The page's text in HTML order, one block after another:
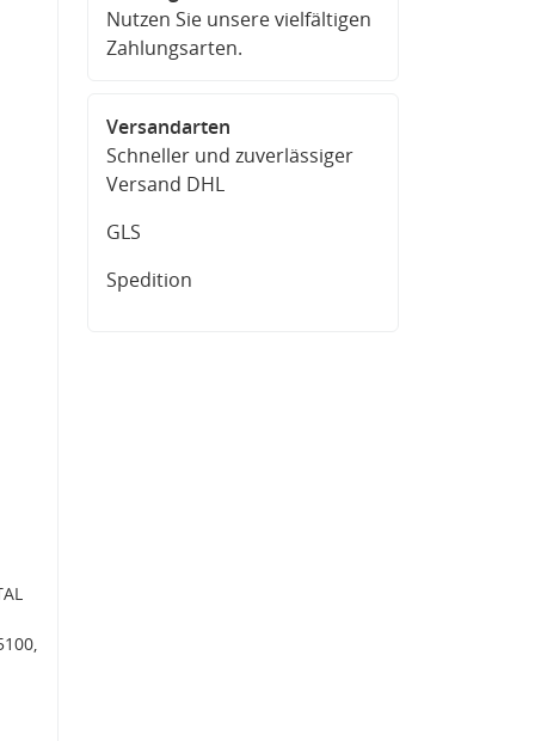
Nutzen Sie unsere vielfältigen
Zahlungsarten.
Versandarten
Schneller und zuverlässiger
Versand DHL
GLS
Spedition